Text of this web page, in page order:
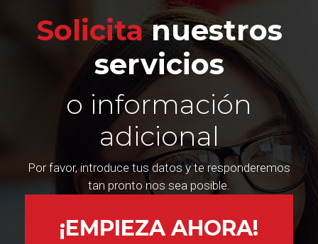
Solicitanuestros
servicios
o información
adicional
Por favor, introduce tus datos y te responderemos
tan pronto nos sea posible.
¡EMPIEZA AHORA!